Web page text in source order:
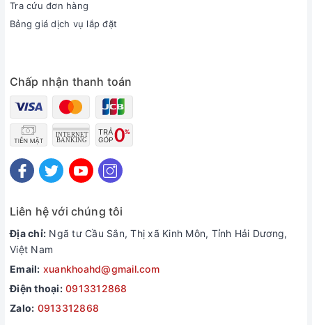
phải chờ đợi lâu.
Bạn có thể kích hoạt chế độ Econo của máy lạnh Daikin để
tiết kiệm điện. Chế độ này sẽ giúp giảm công suất hoạt động
của máy, sao cho tiết kiệm điện hơn nhưng vẫn đảm bảo cho
giãn.
Tra cứu đơn hàng
Bảng giá dịch vụ lắp đặt
Chấp nhận thanh toán
Liên hệ với chúng tôi
Địa chỉ: Ngã tư Cầu Sắn, Thị xã Kinh Môn, Tỉnh Hải Dương,
Việt Nam
Email: xuankhoahd@gmail.com
Điện thoại: 0913312868
Zalo: 0913312868